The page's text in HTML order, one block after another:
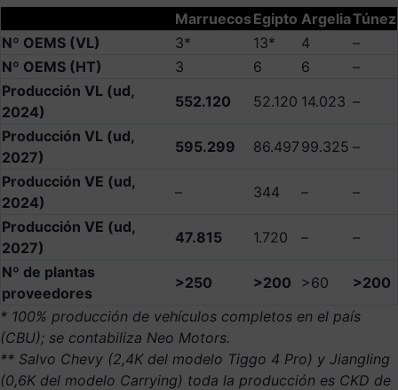
MarruecosEgipto ArgeliaTúnez
Nº OEMS (VL)
3* 13* 4
–
Nº OEMS (HT)
3 6 6
–
Producción VL (ud,
2024)
552.120 52.120 14.023 –
Producción VL (ud,
2027)
595.299 86.497 99.325 –
Producción VE (ud,
2024)
– 344 –
–
Producción VE (ud,
2027)
47.815 1.720 –
–
Nº de plantas
proveedores
>250 >200 >60
>200
* 100% producción de vehículos completos en el país
(CBU); se contabiliza Neo Motors.
** Salvo Chevy (2,4K del modelo Tiggo 4 Pro) y Jiangling
(0,6K del modelo Carrying) toda la producción es CKD de